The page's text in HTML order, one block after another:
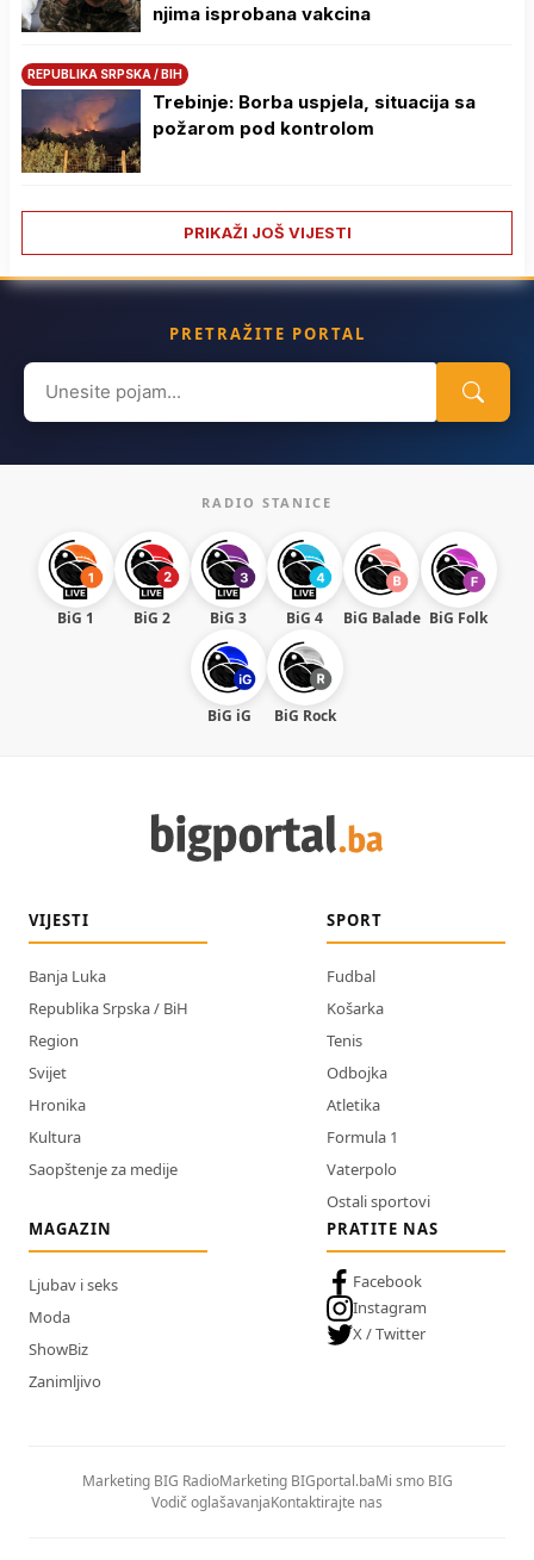
njima isprobana vakcina
REPUBLIKA SRPSKA / BIH
Trebinje: Borba uspjela, situacija sa
požarom pod kontrolom
PRIKAŽI JOŠ VIJESTI
PRETRAŽITE PORTAL
Search
for:
RADIO STANICE
BiG 1 BiG 2 BiG 3 BiG 4 BiG Balade BiG Folk
BiG iG BiG Rock
VIJESTI
Banja Luka
Republika Srpska / BiH
Region
Svijet
Hronika
Kultura
Saopštenje za medije
SPORT
Fudbal
Košarka
Tenis
Odbojka
Atletika
Formula 1
Vaterpolo
Ostali sportovi
MAGAZIN
Ljubav i seks
Moda
ShowBiz
Zanimljivo
PRATITE NAS
Facebook
Instagram
X / Twitter
Marketing BIG RadioMarketing BIGportal.baMi smo BIG
Vodič oglašavanjaKontaktirajte nas